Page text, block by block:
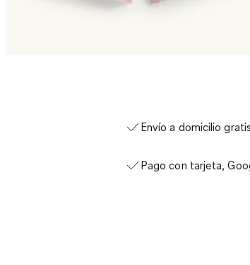
Envío a domicilio
Pago con tarjeta,